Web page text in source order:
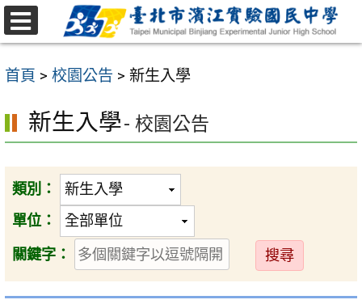
跳
至
要
容
首頁 > 校園公告 > 新生入學
新生入學- 校園公告
類別：
單位：
關鍵字：
送
出
選
單